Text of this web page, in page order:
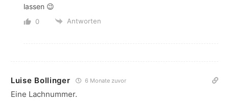
lassen 😉
0 Antworten
Luise Bollinger 6 Monate zuvor
Eine Lachnummer.